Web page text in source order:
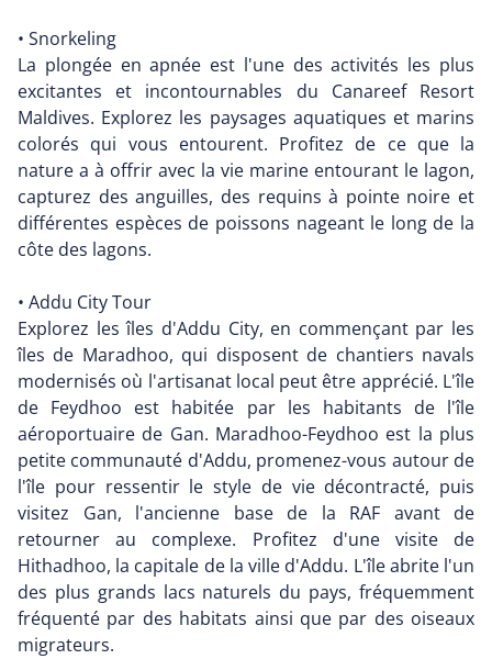
• Snorkeling
La plongée en apnée est l'une des activités les plus
excitantes et incontournables du Canareef Resort
Maldives. Explorez les paysages aquatiques et marins
colorés qui vous entourent. Profitez de ce que la
nature a à offrir avec la vie marine entourant le lagon,
capturez des anguilles, des requins à pointe noire et
différentes espèces de poissons nageant le long de la
côte des lagons.
• Addu City Tour
Explorez les îles d'Addu City, en commençant par les
îles de Maradhoo, qui disposent de chantiers navals
modernisés où l'artisanat local peut être apprécié. L'île
de Feydhoo est habitée par les habitants de l'île
aéroportuaire de Gan. Maradhoo-Feydhoo est la plus
petite communauté d'Addu, promenez-vous autour de
l'île pour ressentir le style de vie décontracté, puis
visitez Gan, l'ancienne base de la RAF avant de
retourner au complexe. Profitez d'une visite de
Hithadhoo, la capitale de la ville d'Addu. L'île abrite l'un
des plus grands lacs naturels du pays, fréquemment
fréquenté par des habitats ainsi que par des oiseaux
migrateurs.